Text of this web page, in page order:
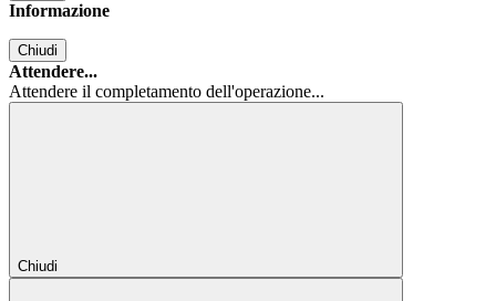
Informazione
Chiudi
Attendere...
Attendere il completamento dell'operazione...
Chiudi